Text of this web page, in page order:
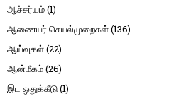
ஆச்சர்யம்(1)
ஆணையர் செயல்முறைகள்(136)
ஆய்வுகள்(22)
ஆன்மீகம்(26)
இட ஒதுக்கீடு(1)